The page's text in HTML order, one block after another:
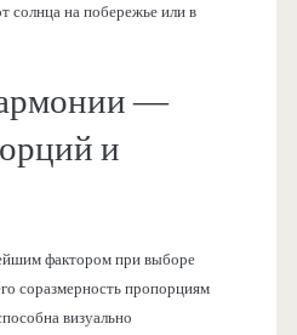
солнца на побережье или в
—
и
фактором при выборе
соразмерность пропорциям
визуально